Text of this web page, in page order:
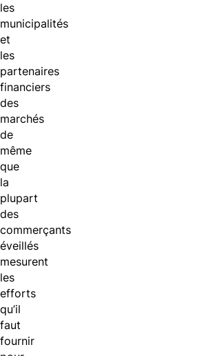
les
municipalités
et
les
partenaires
financiers
des
marchés
de
même
que
la
plupart
des
commerçants
éveillés
mesurent
les
efforts
qu’il
faut
fournir